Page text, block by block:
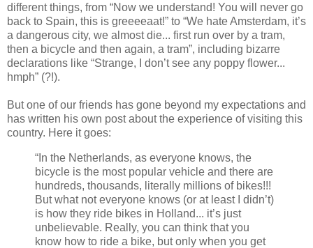
different things, from “Now we understand! You will never go
back to Spain, this is greeeeaat!” to “We hate Amsterdam, it’s
a dangerous city, we almost die... first run over by a tram,
then a bicycle and then again, a tram”, including bizarre
declarations like “Strange, I don’t see any poppy flower...
hmph” (?!).
But one of our friends has gone beyond my expectations and
has written his own post about the experience of visiting this
country. Here it goes:
“In the Netherlands, as everyone knows, the
bicycle is the most popular vehicle and there are
hundreds, thousands, literally millions of bikes!!!
But what not everyone knows (or at least I didn’t)
is how they ride bikes in Holland... it’s just
unbelievable. Really, you can think that you
know how to ride a bike, but only when you get